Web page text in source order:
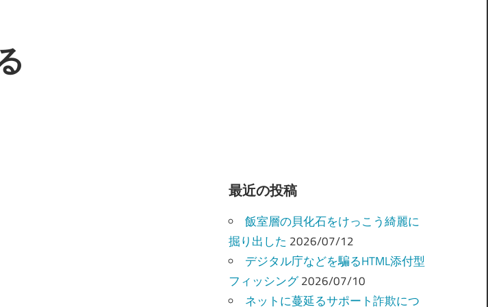
最近の投稿
飯室層の貝化石をけっこう綺麗に
掘り出した 2026/07/12
デジタル庁などを騙るHTML添付型
フィッシング 2026/07/10
ネットに蔓延るサポート詐欺につ